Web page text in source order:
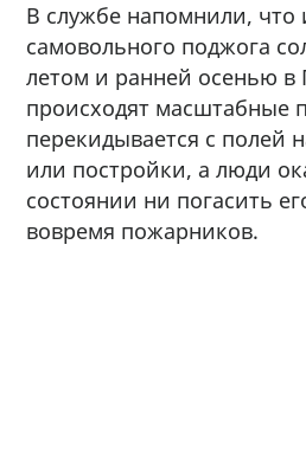
В службе напомнили, что
самовольного поджога
летом и ранней осенью в
происходят масштабные
перекидывается с полей
или постройки, а люди
состоянии ни погасить
вовремя пожарников.